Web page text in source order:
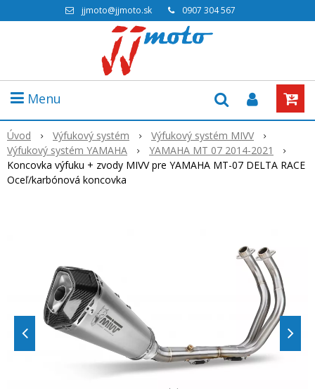
jjmoto@jjmoto.sk 0907 304 567
Menu
Úvod Výfukový systém
Výfukový systém MIVV
Výfukový systém YAMAHA
YAMAHA MT 07 2014-2021
Koncovka výfuku + zvody MIVV pre YAMAHA MT-07 DELTA RACE
Oceľ/karbónová koncovka